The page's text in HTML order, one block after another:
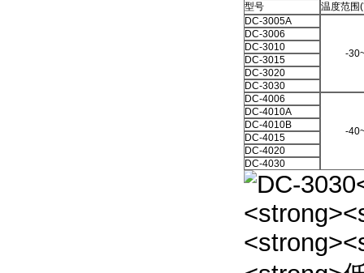
型号
温度范
DC-3005A
-
DC-3006
DC-3010
DC-3015
DC-3020
DC-3030
DC-4006
-
DC-4010A
DC-4010B
DC-4015
DC-4020
DC-4030